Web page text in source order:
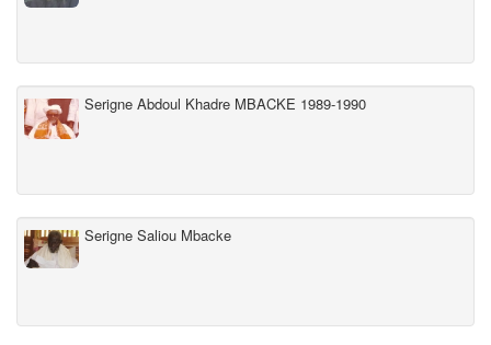
Serigne Abdoul Khadre MBACKE 1989-1990
Serigne Saliou Mbacke